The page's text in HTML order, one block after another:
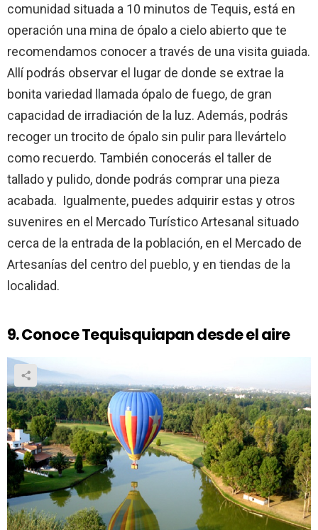
comunidad situada a 10 minutos de Tequis, está en
operación una mina de ópalo a cielo abierto que te
recomendamos conocer a través de una visita guiada.
Allí podrás observar el lugar de donde se extrae la
bonita variedad llamada ópalo de fuego, de gran
capacidad de irradiación de la luz. Además, podrás
recoger un trocito de ópalo sin pulir para llevártelo
como recuerdo. También conocerás el taller de
tallado y pulido, donde podrás comprar una pieza
acabada. Igualmente, puedes adquirir estas y otros
suvenires en el Mercado Turístico Artesanal situado
cerca de la entrada de la población, en el Mercado de
Artesanías del centro del pueblo, y en tiendas de la
localidad.
9. Conoce Tequisquiapan desde el aire